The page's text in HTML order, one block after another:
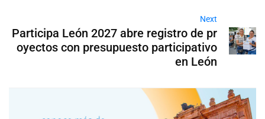
Next
Participa León 2027 abre registro de pr
oyectos con presupuesto participativo
en León